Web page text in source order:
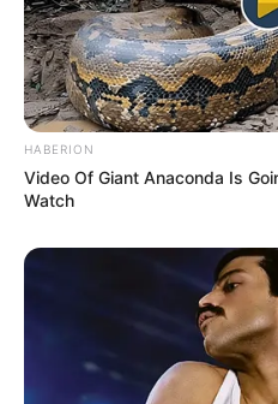
HABERION
Video Of Giant Anaconda Is
Watch